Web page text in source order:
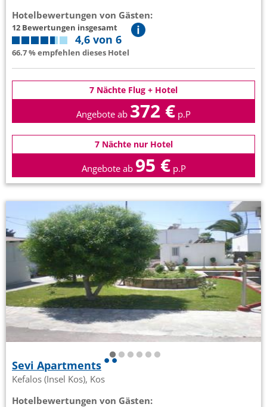
Hotelbewertungen von Gästen:
12 Bewertungen insgesamt
4,6 von 6
66.7 % empfehlen dieses Hotel
7 Nächte Flug + Hotel
Angebote ab 372 € p.P
7 Nächte nur Hotel
Angebote ab 95 € p.P
Sevi Apartments
Kefalos (Insel Kos), Kos
Hotelbewertungen von Gästen: